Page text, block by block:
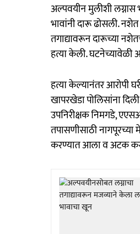
अल्पवयीन मुलीशी लग्नास
भावांनी दारू ढोसली.
तगाद्यावरून दारूच्या
हत्या केली. घटनेच्यावेळी
हत्या केल्यानंतर आरोपी
खापरखेडा पोलिसांना
उपनिरीक्षक निमगडे,
तपासणीसाठी
करण्यात आला व अटक